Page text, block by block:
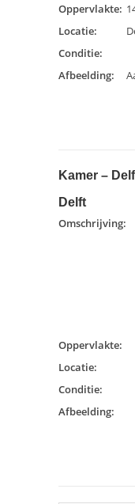
Oppervlakte:
Locatie:
Conditie:
Afbeelding:
Kamer –
Delft
Omschrijving:
Oppervlakte:
Locatie:
Conditie:
Afbeelding: